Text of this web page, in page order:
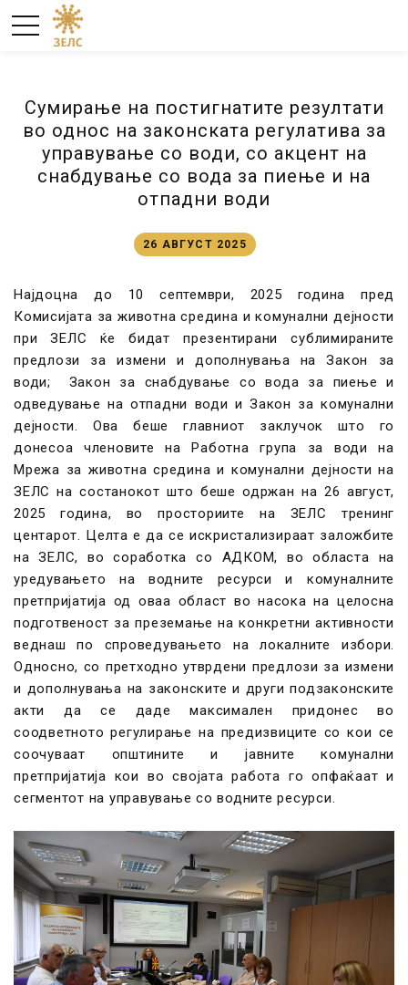
Сумирање на постигнатите резултати
во однос на законската регулатива за
управување со води, со акцент на
снабдување со вода за пиење и на
отпадни води
26 АВГУСТ 2025
Најдоцна до 10 септември, 2025 година пред
Комисијата за животна средина и комунални дејности
при ЗЕЛС ќе бидат презентирани сублимираните
предлози за измени и дополнувања на Закон за
води; Закон за снабдување со вода за пиење и
одведување на отпадни води и Закон за комунални
дејности. Ова беше главниот заклучок што го
донесоа членовите на Работна група за води на
Мрежа за животна средина и комунални дејности на
ЗЕЛС на состанокот што беше одржан на 26 август,
2025 година, во просториите на ЗЕЛС тренинг
центарот. Целта е да се искристализираат заложбите
на ЗЕЛС, во соработка со АДКОМ, во областа на
уредувањето на водните ресурси и комуналните
претпријатија од оваа област во насока на целосна
подготвеност за преземање на конкретни активности
веднаш по спроведувањето на локалните избори.
Односно, со претходно утврдени предлози за измени
и дополнувања на законските и други подзаконските
акти да се даде максимален придонес во
соодветното регулирање на предизвиците со кои се
соочуваат општините и јавните комунални
претпријатија кои во својата работа го опфаќаат и
сегментот на управување со водните ресурси.